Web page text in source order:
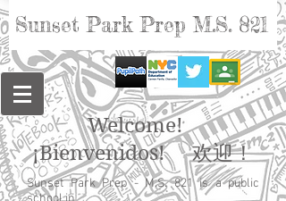
Sunset Park Prep M.S. 821
Welcome!
¡Bienvenidos! 欢迎！
Sunset Park Prep - M.S. 821 is a public